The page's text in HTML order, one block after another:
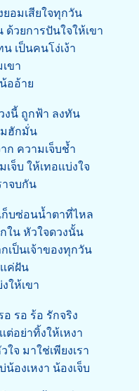
ยอมเสียใจทุกวัน
วยการปันใจให้เขา
เป็นคนโง่เง้า
ขา
ออ้าย
งนี้ ถูกฟ้า ลงทัน
ฮักมั่น
ก ความเจ็บช้ำ
จ็บ ให้เทอเเบ่งใจ
าจบกัน
ก็บซ่อนน้ำตาที่ไหล
ใน หัวใจดวงนั้น
เป็นเจ้าของทุกวัน
เค่ฝัน
ให้เขา
อ รอ ร้อ รักจริง
ต่อย่าทิ้งให้เหงา
ใจ มาใช่เพียงเรา
องเหงา น้องเจ็บ